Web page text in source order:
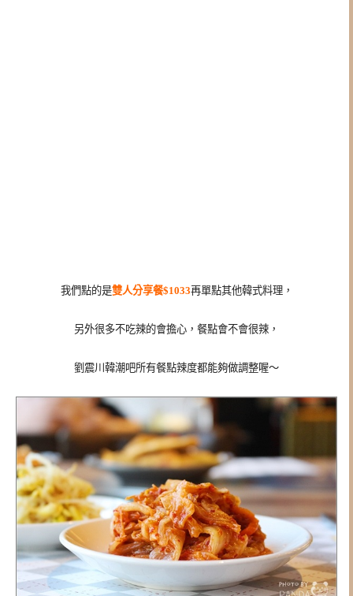
我們點的是雙人分享餐$1033再單點其他韓式料理，
另外很多不吃辣的會擔心，餐點會不會很辣，
劉震川韓潮吧所有餐點辣度都能夠做調整喔～